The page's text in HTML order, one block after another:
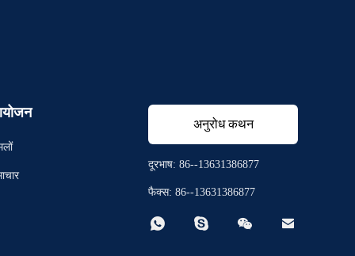
अनुरोध कथन
दूरभाष: 86--13631386877
फैक्स: 86--13631386877
   